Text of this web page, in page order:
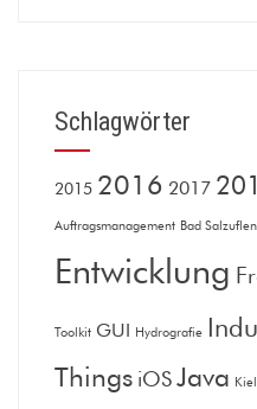
Schlagwörter
2015 2016 2017
Auftragsmanagement Bad Salzuflen
Entwicklung
Toolkit GUI Hydrografie
Things iOSJava Kiel